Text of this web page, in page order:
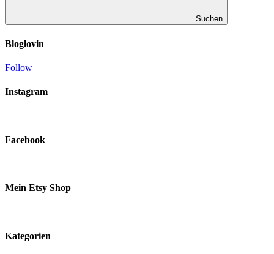
Suchen
Bloglovin
Follow
Instagram
Facebook
Mein Etsy Shop
Kategorien